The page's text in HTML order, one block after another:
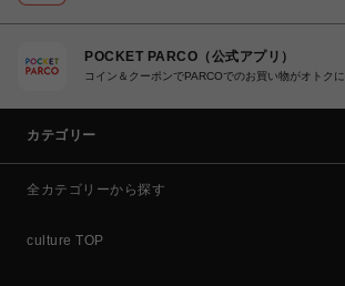
POCKET PARCO（公式アプリ）
コイン＆クーポンでPARCOでのお買い物がオトクに
カテゴリー
全カテゴリーから探す
culture TOP